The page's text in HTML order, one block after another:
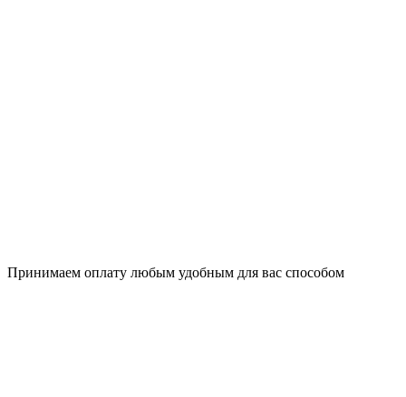
Принимаем оплату любым удобным для вас способом